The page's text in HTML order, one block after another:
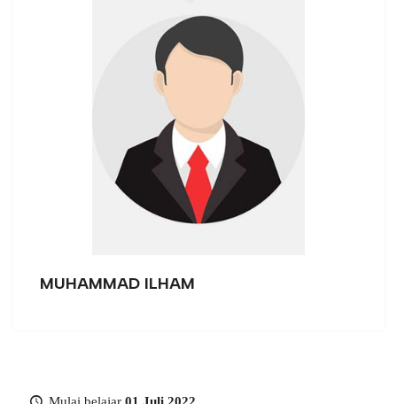
MUHAMMAD ILHAM